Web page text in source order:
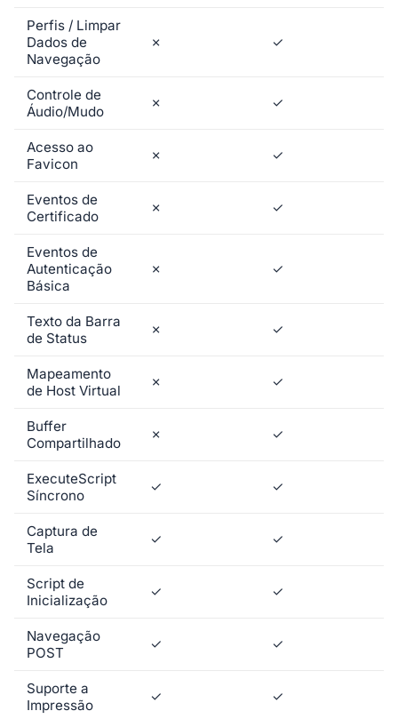
Perfis / Limpar
Dados de
Navegação
✗ ✓
Controle de
Áudio/Mudo
✗ ✓
Acesso ao
Favicon
✗ ✓
Eventos de
Certificado
✗ ✓
Eventos de
Autenticação
Básica
✗ ✓
Texto da Barra
de Status
✗ ✓
Mapeamento
de Host Virtual
✗ ✓
Buffer
Compartilhado
✗ ✓
ExecuteScript
Síncrono
✓ ✓
Captura de
Tela
✓ ✓
Script de
Inicialização
✓ ✓
Navegação
POST
✓ ✓
Suporte a
Impressão
✓ ✓